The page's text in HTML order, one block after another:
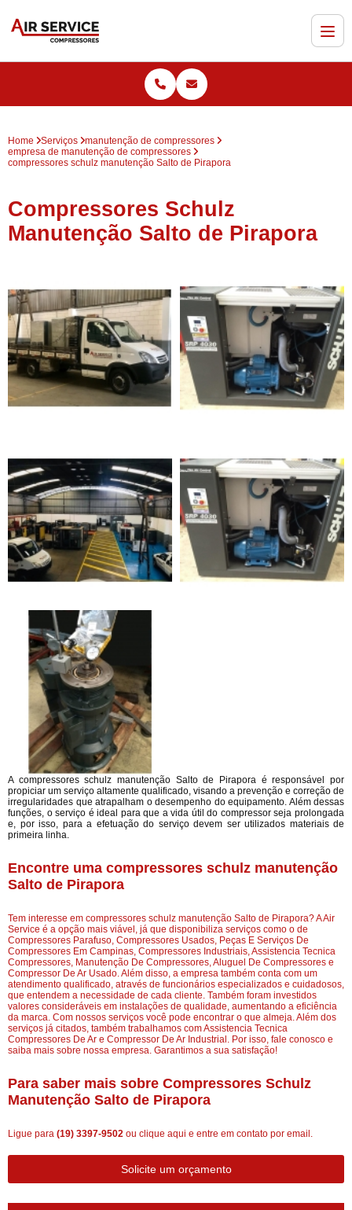
Home Serviços
manutenção de compressores
empresa de manutenção de compressores
compressores schulz manutenção Salto de Pirapora
Compressores Schulz
Manutenção Salto de Pirapora
A compressores schulz manutenção Salto de Pirapora é responsável por
propiciar um serviço altamente qualificado, visando a prevenção e correção de
irregularidades que atrapalham o desempenho do equipamento. Além dessas
funções, o serviço é ideal para que a vida útil do compressor seja prolongada
e, por isso, para a efetuação do serviço devem ser utilizados materiais de
primeira linha.
Encontre uma compressores schulz manutenção
Salto de Pirapora
Tem interesse em compressores schulz manutenção Salto de Pirapora? A Air
Service é a opção mais viável, já que disponibiliza serviços como o de
Compressores Parafuso, Compressores Usados, Peças E Serviços De
Compressores Em Campinas, Compressores Industriais, Assistencia Tecnica
Compressores, Manutenção De Compressores, Aluguel De Compressores e
Compressor De Ar Usado. Além disso, a empresa também conta com um
atendimento qualificado, através de funcionários especializados e cuidadosos,
que entendem a necessidade de cada cliente. Também foram investidos
valores consideráveis em instalações de qualidade, aumentando a eficiência
da marca. Com nossos serviços você pode encontrar o que almeja. Além dos
serviços já citados, também trabalhamos com Assistencia Tecnica
Compressores De Ar e Compressor De Ar Industrial. Por isso, fale conosco e
saiba mais sobre nossa empresa. Garantimos a sua satisfação!
Para saber mais sobre Compressores Schulz
Manutenção Salto de Pirapora
Ligue para (19) 3397-9502 ou clique aqui e entre em contato por email.
Solicite um orçamento